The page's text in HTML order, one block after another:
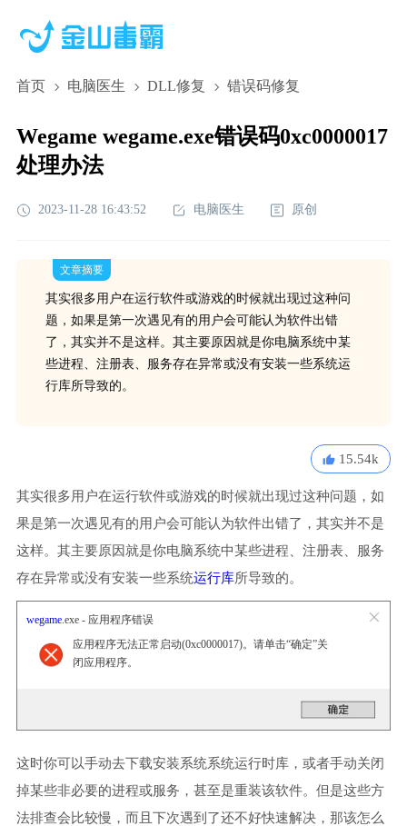
首页 电脑医生 DLL修复 错误码修复
Wegame wegame.exe错误码0xc0000017
处理办法
2023-11-28 16:43:52 电脑医生 原创
文章摘要
其实很多用户在运行软件或游戏的时候就出现过这种问
题，如果是第一次遇见有的用户会可能认为软件出错
了，其实并不是这样。其主要原因就是你电脑系统中某
些进程、注册表、服务存在异常或没有安装一些系统运
行库所导致的。
15.54k
其实很多用户在运行软件或游戏的时候就出现过这种问题，如
果是第一次遇见有的用户会可能认为软件出错了，其实并不是
这样。其主要原因就是你电脑系统中某些进程、注册表、服务
存在异常或没有安装一些系统运行库所导致的。
wegame.exe - 应用程序错误
应用程序无法正常启动(0xc0000017)。请单击“确定”关
闭应用程序。
这时你可以手动去下载安装系统系统运行时库，或者手动关闭
掉某些非必要的进程或服务，甚至是重装该软件。但是这些方
法排查会比较慢，而且下次遇到了还不好快速解决，那该怎么